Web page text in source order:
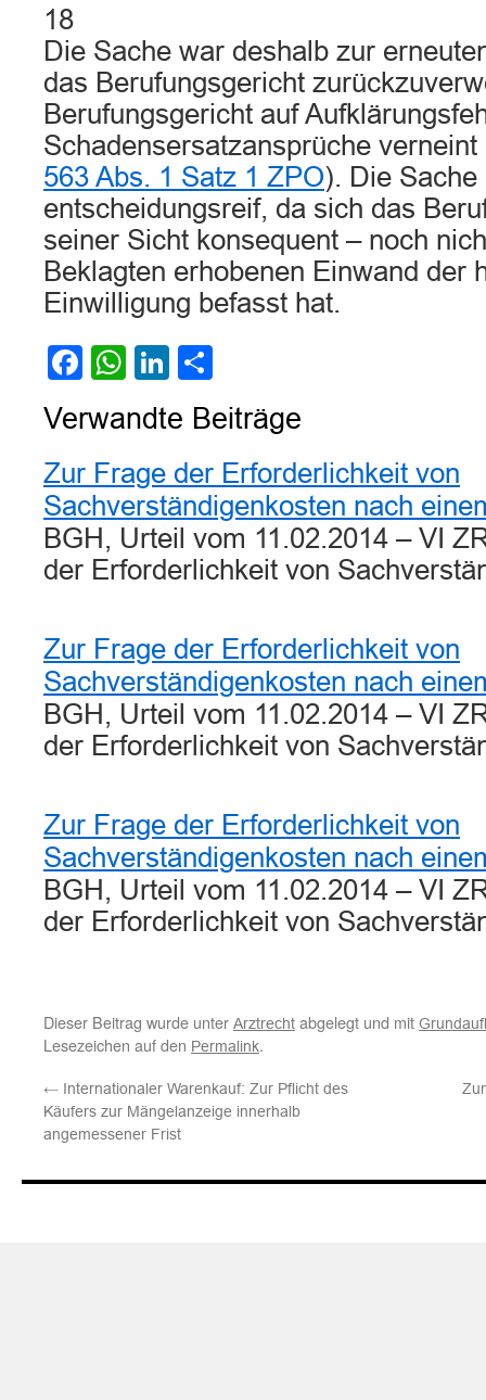
18
Die Sache war deshalb zur
das Berufungsgericht
Berufungsgericht auf
Schadensersatzansprüche verneint
563 Abs. 1 Satz 1 ZPO). Die Sache
entscheidungsreif, da sich das
seiner Sicht konsequent – noch
Beklagten erhobenen Einwand der
Einwilligung befasst hat.
Facebook
WhatsApp
LinkedIn
Verwandte Beiträge
Zur Frage der Erforderlichkeit von
Sachverständigenkosten nach
BGH, Urteil vom 11.02.2014 – VI
der Erforderlichkeit von
Zur Frage der Erforderlichkeit von
Sachverständigenkosten nach
BGH, Urteil vom 11.02.2014 – VI
der Erforderlichkeit von
Zur Frage der Erforderlichkeit von
Sachverständigenkosten nach
BGH, Urteil vom 11.02.2014 – VI
der Erforderlichkeit von
Dieser Beitrag wurde unter Arztrecht abgelegt und mit
Lesezeichen auf den Permalink.
← Internationaler Warenkauf: Zur Pflicht des
Käufers zur Mängelanzeige innerhalb
angemessener Frist